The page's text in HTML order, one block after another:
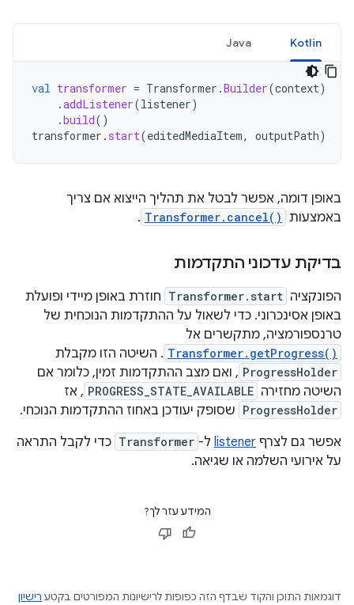
Kotlin
Java
val transformer = Transformer .Builder(context)
.addListener(listener)
.build()
transformer . start(editedMediaItem, outputPath)
באופן דומה, אפשר לבטל את תהליך הייצוא אם צריך
באמצעות Transformer.cancel()
.
בדיקת עדכוני התקדמות
הפונקציה Transformer.start חוזרת באופן מיידי ופועלת
באופן אסינכרוני. כדי לשאול על ההתקדמות הנוכחית של
טרנספורמציה, מתקשרים אל
Transformer.getProgress() . השיטה הזו מקבלת
ProgressHolder , ואם מצב ההתקדמות זמין, כלומר אם
השיטה מחזירה PROGRESS_STATE_AVAILABLE , אז
ProgressHolder שסופק יעודכן באחוז ההתקדמות הנוכחי.
אפשר גם לצרף listener ל- Transformer כדי לקבל התראה
על אירועי השלמה או שגיאה.
המידע עזר לך?
דוגמאות התוכן והקוד שבדף הזה כפופות לרישיונות המפורטים בקטע רישיון